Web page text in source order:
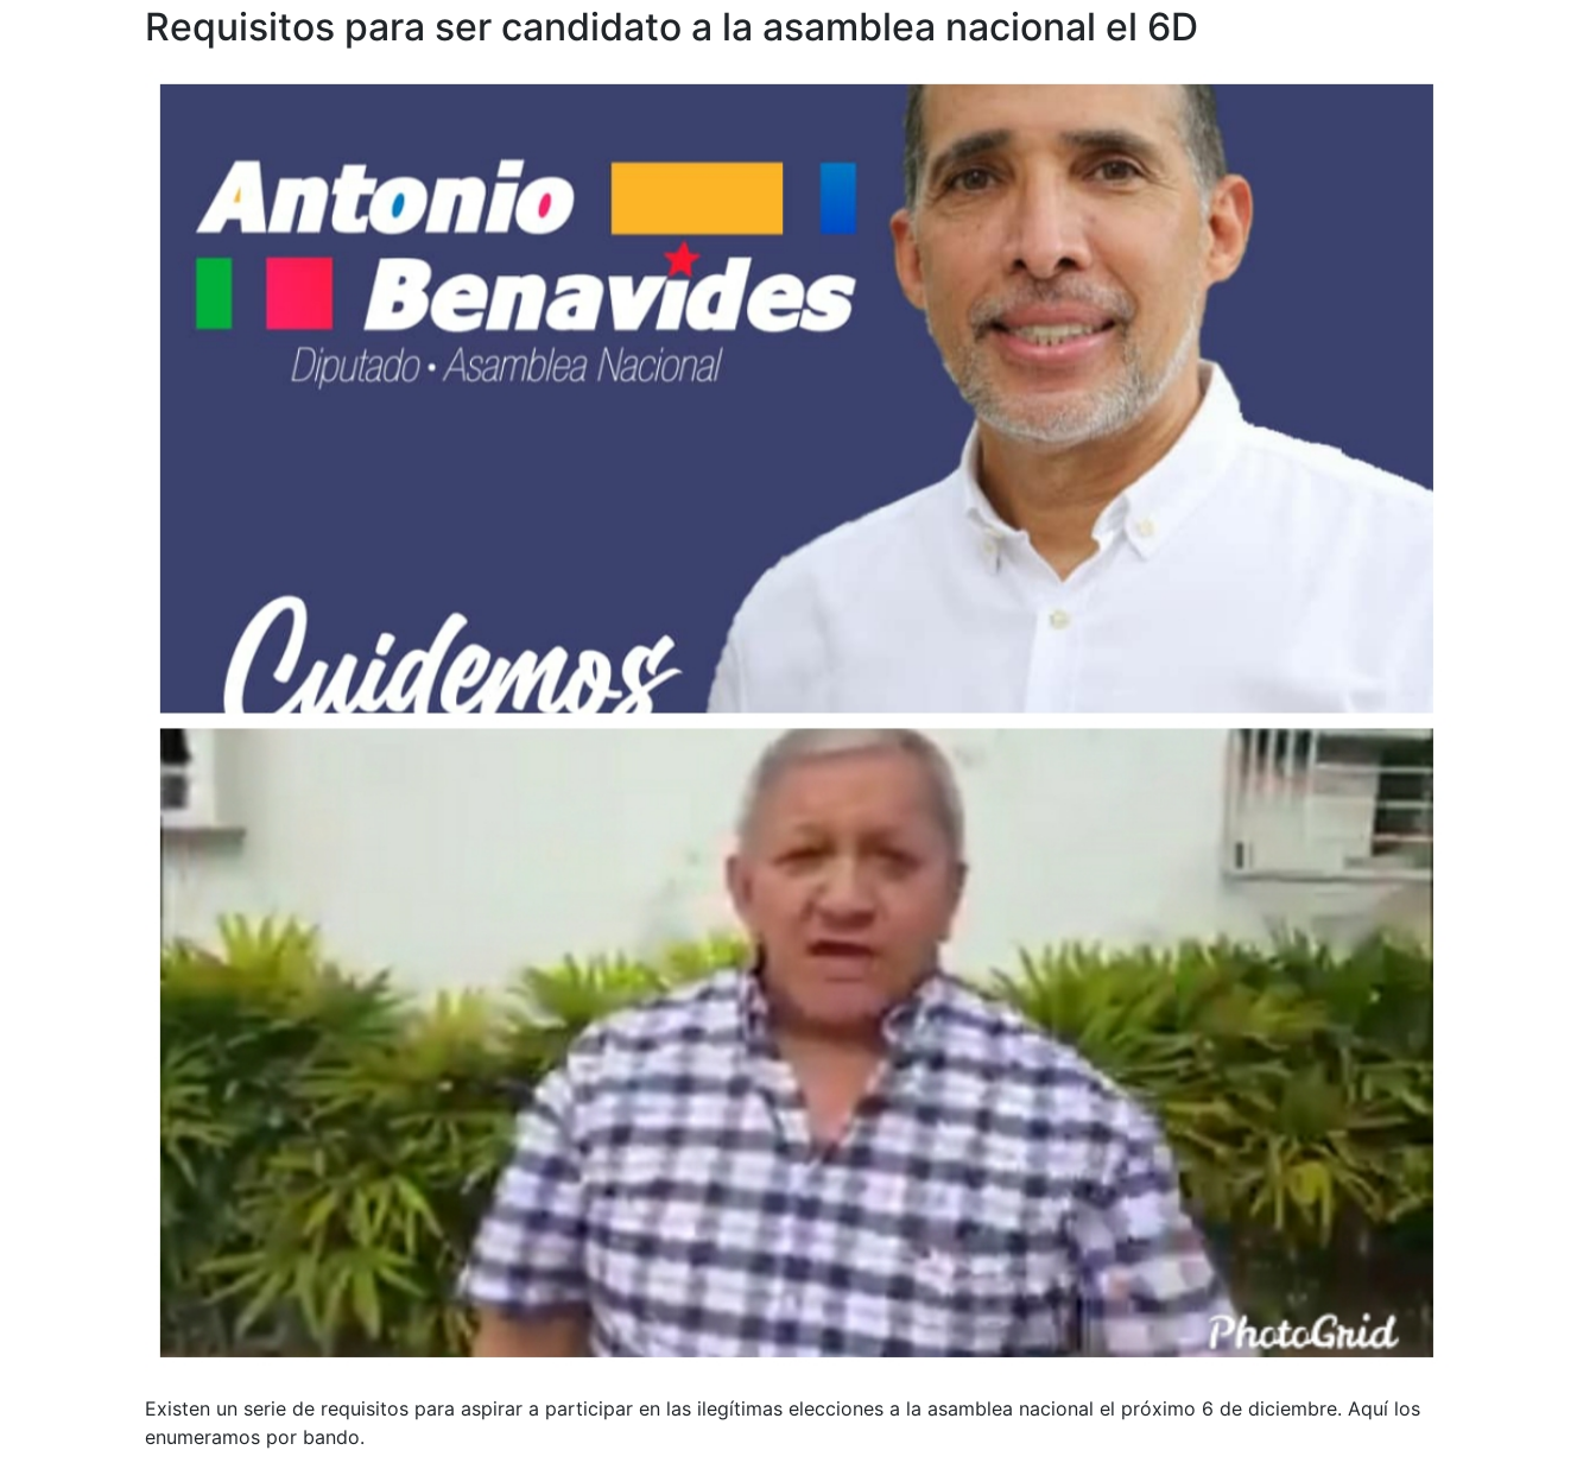
Requisitos para ser candidato a la asamblea nacional el 6D
Existen un serie de requisitos para aspirar a participar en las ilegítimas elecciones a la asamblea nacional el próximo 6 de diciembre. Aquí los
enumeramos por bando.